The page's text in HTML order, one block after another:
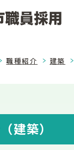
職種紹介 建築
建築）